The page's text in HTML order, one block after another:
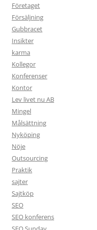
Företaget
Försäljning
Gubbracet
Insikter
karma
Kollegor
Konferenser
Kontor
Lev livet nu AB
Mingel
Målsättning
Nyköping
Nöje
Outsourcing
Praktik
sajter
Sajtköp
SEO
SEO konferens